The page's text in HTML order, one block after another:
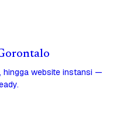
hingga website instansi —